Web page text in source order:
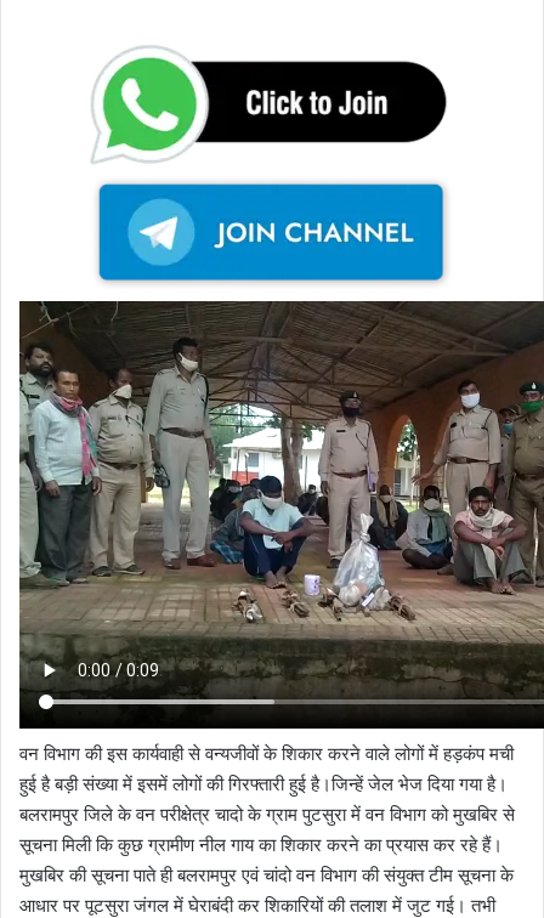
वन विभाग की इस कार्यवाही से वन्यजीवों के शिकार करने वाले लोगों में हड़कंप मची
हुई है बड़ी संख्या में इसमें लोगों की गिरफ्तारी हुई है।जिन्हें जेल भेज दिया गया है।
बलरामपुर जिले के वन परीक्षेत्र चादो के ग्राम पुटसुरा में वन विभाग को मुखबिर से
सूचना मिली कि कुछ ग्रामीण नील गाय का शिकार करने का प्रयास कर रहे हैं।
मुखबिर की सूचना पाते ही बलरामपुर एवं चांदो वन विभाग की संयुक्त टीम सूचना के
आधार पर पूटसुरा जंगल में घेराबंदी कर शिकारियों की तलाश में जुट गई। तभी